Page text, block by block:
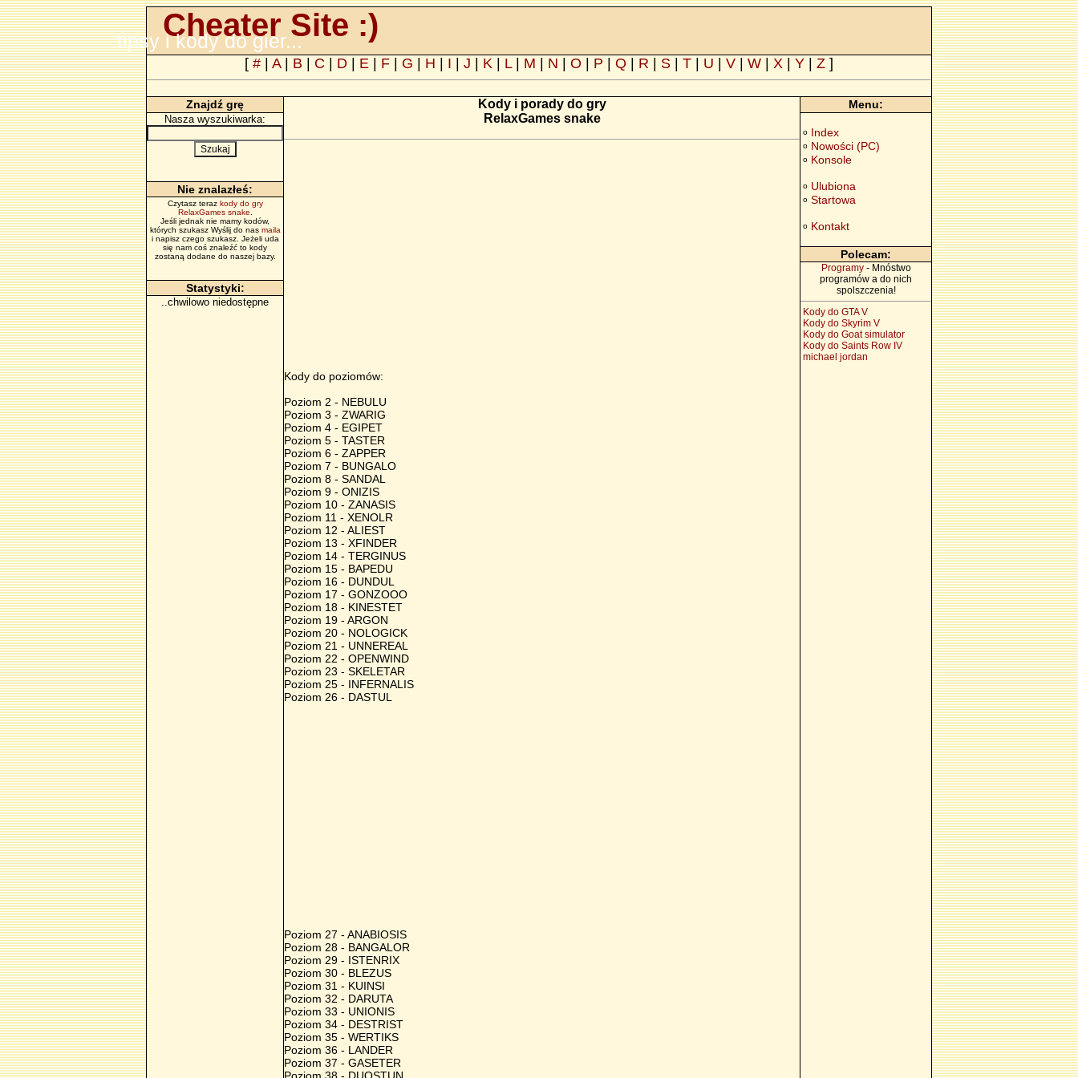
Cheater Site :)
tipsy i kody do gier...
[ # A| B C D E F G H I J K L| M N O P Q R S T U V W X Y Z ]
Znajdź grę
Nasza wyszukiwarka:
Nie znalazłeś:
Czytasz teraz kody do gry
RelaxGames snake
Jeśli jednak nie mamy kodów,
których szukasz Wyślij do nas maila
i napisz czego szukasz. Jeżeli uda
się nam coś znaleźć to kody
zostaną dodane do naszej bazy.
Statystyki:
..chwilowo niedostępne
Kody i porady do gry
RelaxGames snake
Kody do poziomów:
Poziom 2 - NEBULU
Poziom 3 - ZWARIG
Poziom 4 - EGIPET
Poziom 5 - TASTER
Poziom 6 - ZAPPER
Poziom 7 - BUNGALO
Poziom 8 - SANDAL
Poziom 9 - ONIZIS
Poziom 10 - ZANASIS
Poziom 11 - XENOLR
Poziom 12 - ALIEST
Poziom 13 - XFINDER
Poziom 14 - TERGINUS
Poziom 15 - BAPEDU
Poziom 16 - DUNDUL
Poziom 17 - GONZOOO
Poziom 18 - KINESTET
Poziom 19 - ARGON
Poziom 20 - NOLOGICK
Poziom 21 - UNNEREAL
Poziom 22 - OPENWIND
Poziom 23 - SKELETAR
Poziom 25 - INFERNALIS
Poziom 26 - DASTUL
Poziom 27 - ANABIOSIS
Poziom 28 - BANGALOR
Poziom 29 - ISTENRIX
Poziom 30 - BLEZUS
Poziom 31 - KUINSI
Poziom 32 - DARUTA
Poziom 33 - UNIONIS
Poziom 34 - DESTRIST
Poziom 35 - WERTIKS
Poziom 36 - LANDER
Poziom 37 - GASETER
Menu:
o Index
o Nowości (PC)
o Konsole
o Ulubiona
o Startowa
o Kontakt
Polecam:
Programy- Mnóstwo
programów a do nich
spolszczenia!
Kody do GTA V
Kody do Skyrim V
Kody do Goat simulator
Kody do Saints Row IV
michael jordan